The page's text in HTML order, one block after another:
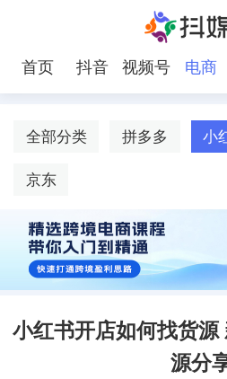
首页 抖音 视频号 电商
全部分类 拼多多 小
京东
小红书开店如何找货
源分